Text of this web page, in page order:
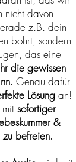
nicht davon
z.B. dein
bohrt, sondern
das eine
die gewissen
Genau dafür
Lösung an!
sofortiger
&
zu befreien.